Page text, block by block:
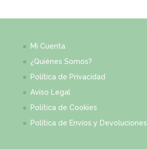
Mi Cuenta
¿Quiénes Somos?
Política de Privacidad
Aviso Legal
Política de Cookies
Política de Envíos y Devoluciones